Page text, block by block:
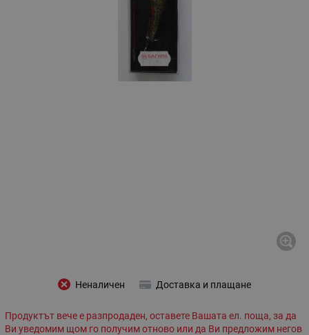
Неналичен Доставка и плащане
Продуктът вече е разпродаден, оставете Вашата ел. поща, за да
Ви уведомим щом го получим отново или да Ви предложим негов